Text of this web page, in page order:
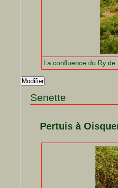
La confluence du Ry
Modifier
Senette
Pertuis à